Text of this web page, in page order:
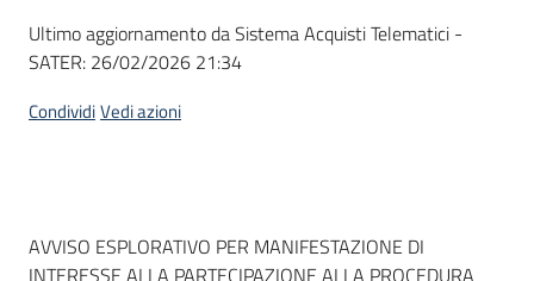
Ultimo aggiornamento da Sistema Acquisti Telematici -
SATER: 26/02/2026 21:34
CondividiVedi azioni
Dati del bando
AVVISO ESPLORATIVO PER MANIFESTAZIONE DI
INTERESSE ALLA PARTECIPAZIONE ALLA PROCEDURA